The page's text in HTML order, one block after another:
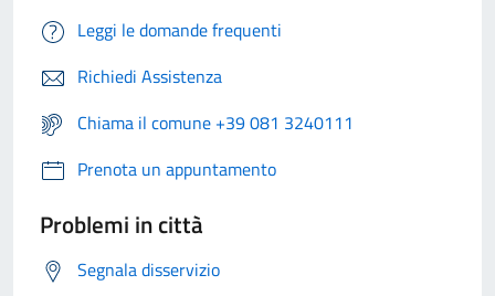
Leggi le domande frequenti
Richiedi Assistenza
Chiama il comune +39 081 3240111
Prenota un appuntamento
Problemi in città
Segnala disservizio